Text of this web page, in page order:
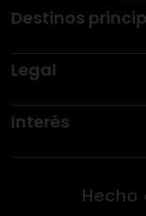
Destinos
Legal
Interés
Hecho